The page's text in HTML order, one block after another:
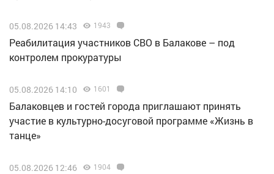
05.08.2026 14:43 1943
Реабилитация участников СВО в Балакове – под
контролем прокуратуры
05.08.2026 14:10 1601
Балаковцев и гостей города приглашают принять
участие в культурно-досуговой программе «Жизнь в
танце»
05.08.2026 12:46 1904